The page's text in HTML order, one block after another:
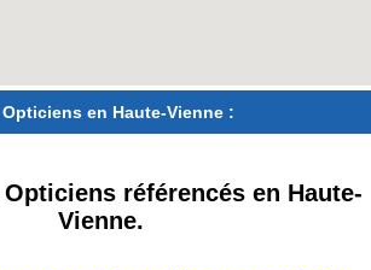
en Haute-Vienne :
référencés en Haute-
Vienne.